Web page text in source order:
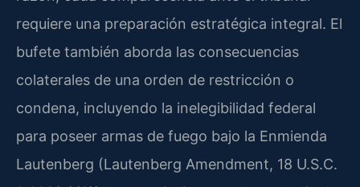
requiere una preparación estratégica integral. El
bufete también aborda las consecuencias
colaterales de una orden de restricción o
condena, incluyendo la inelegibilidad federal
para poseer armas de fuego bajo la Enmienda
Lautenberg (Lautenberg Amendment, 18 U.S.C.